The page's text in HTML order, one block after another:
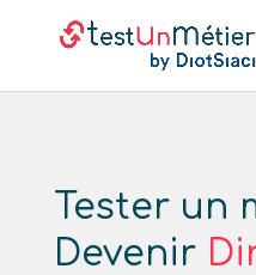
Tester un
Devenir